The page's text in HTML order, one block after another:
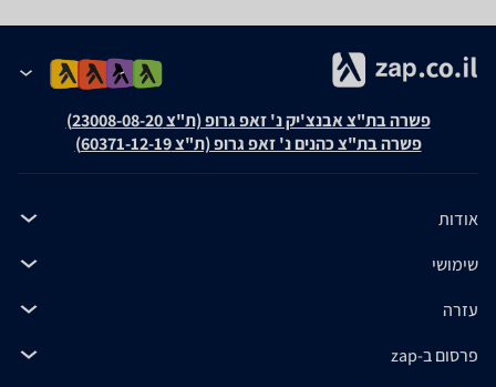
פשרה בת"צ אבנצ'יק נ' זאפ גרופ (ת"צ 23008-08-20)
פשרה בת"צ כהנים נ' זאפ גרופ (ת"צ 60371-12-19)
אודות
שימושי
עזרה
פרסום ב-zap